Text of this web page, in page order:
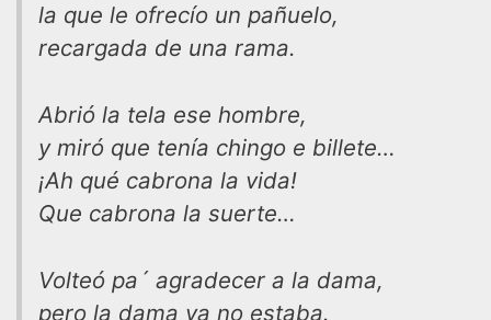
la que le ofrecío un pañuelo,
recargada de una rama.
Abrió la tela ese hombre,
y miró que tenía chingo e billete…
¡Ah qué cabrona la vida!
Que cabrona la suerte…
Volteó pa´ agradecer a la dama,
pero la dama ya no estaba.